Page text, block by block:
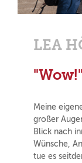
LEA
"Wow!"
Meine
großer
Blick nach
Wünsche,
tue es